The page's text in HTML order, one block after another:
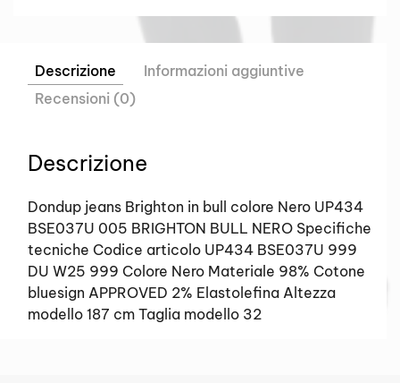
Descrizione
Informazioni aggiuntive
Recensioni (0)
Descrizione
Dondup jeans Brighton in bull colore Nero UP434
BSE037U 005 BRIGHTON BULL NERO Specifiche
tecniche Codice articolo UP434 BSE037U 999
DU W25 999 Colore Nero Materiale 98% Cotone
bluesign APPROVED 2% Elastolefina Altezza
modello 187 cm Taglia modello 32